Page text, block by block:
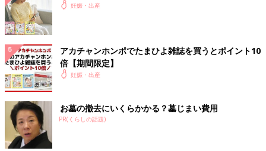
妊娠・出産
アカチャンホンポでたまひよ雑誌を買うとポイント10
倍【期間限定】
妊娠・出産
お墓の撤去にいくらかかる？墓じまい費用
PR(くらしの話題)